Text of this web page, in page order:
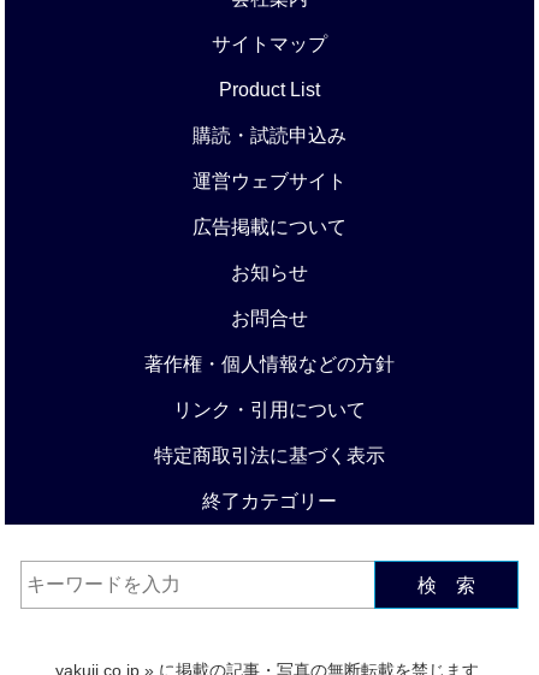
サイトマップ
Product List
購読・試読申込み
運営ウェブサイト
広告掲載について
お知らせ
お問合せ
著作権・個人情報などの方針
リンク・引用について
特定商取引法に基づく表示
終了カテゴリー
検 索
yakuji.co.jp » に掲載の記事・写真の無断転載を禁じます.